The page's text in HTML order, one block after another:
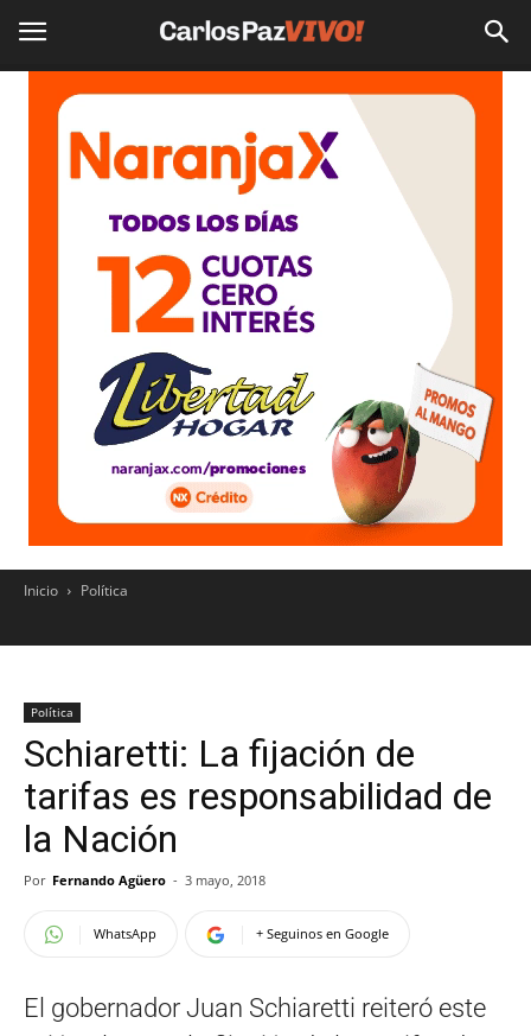
Inicio Política
Política
Schiaretti: La fijación de
tarifas es responsabilidad de
la Nación
Por Fernando Agüero - 3 mayo, 2018
WhatsApp + Seguinos en Google
El gobernador Juan Schiaretti reiteró este